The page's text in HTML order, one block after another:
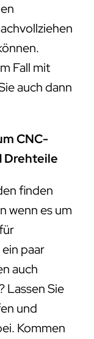
Fall mit
auch dann
CNC-
Drehteile
finden
wenn es um
paar
auch
Lassen Sie
und
Kommen